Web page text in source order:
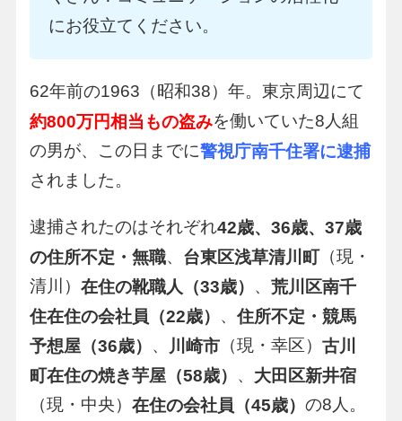
にお役立てください。
62年前の1963（昭和38）年。東京周辺にて
約800万円相当もの盗みを働いていた8人組
の男が、この日までに警視庁南千住署に逮捕
されました。
逮捕されたのはそれぞれ42歳、36歳、37歳
の住所不定・無職、 台東区浅草清川町（現・
清川） 在住の靴職人（33歳） 、 荒川区南千
住在住の会社員（22歳） 、 住所不定・競馬
予想屋（36歳） 、 川崎市（現・幸区） 古川
町在住の焼き芋屋（58歳） 、 大田区新井宿
（現・中央） 在住の会社員（45歳） の8人。